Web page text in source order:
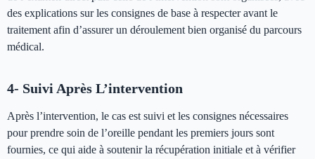
des explications sur les consignes de base à respecter avant le
traitement afin d’assurer un déroulement bien organisé du parcours
médical.
4- Suivi Après L’intervention
Après l’intervention, le cas est suivi et les consignes nécessaires
pour prendre soin de l’oreille pendant les premiers jours sont
fournies, ce qui aide à soutenir la récupération initiale et à vérifier